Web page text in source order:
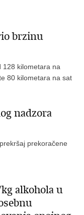
brzinu
128 kilometara na
80 kilometara na sat
nadzora
prekoračene
alkohola u